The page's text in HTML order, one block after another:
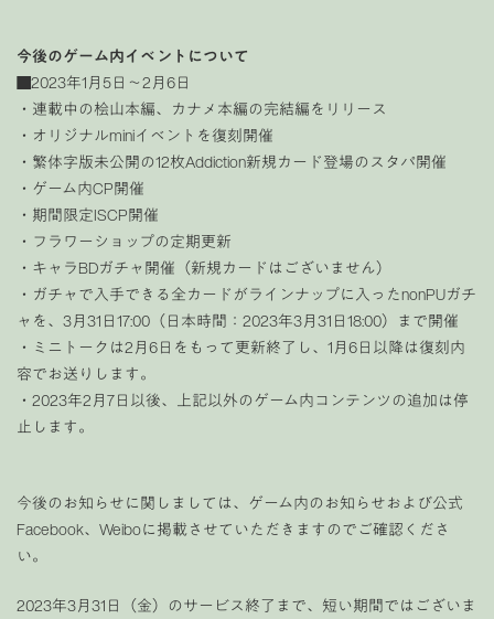
今後のゲーム内イベントについて
■2023年1月5日〜2月6日
・連載中の桧山本編、カナメ本編の完結編をリリース
・オリジナルminiイベントを復刻開催
・繁体字版未公開の12枚Addiction新規カード登場のスタパ開催
・ゲーム内CP開催
・期間限定ISCP開催
・フラワーショップの定期更新
・キャラBDガチャ開催（新規カードはございません）
・ガチャで入手できる全カードがラインナップに入ったnonPUガチ
ャを、3月31日17:00（日本時間：2023年3月31日18:00）まで開催
・ミニトークは2月6日をもって更新終了し、1月6日以降は復刻内
容でお送りします。
・2023年2月7日以後、上記以外のゲーム内コンテンツの追加は停
止します。
今後のお知らせに関しましては、ゲーム内のお知らせおよび公式
Facebook、Weiboに掲載させていただきますのでご確認くださ
い。
2023年3月31日（金）のサービス終了まで、短い期間ではございま